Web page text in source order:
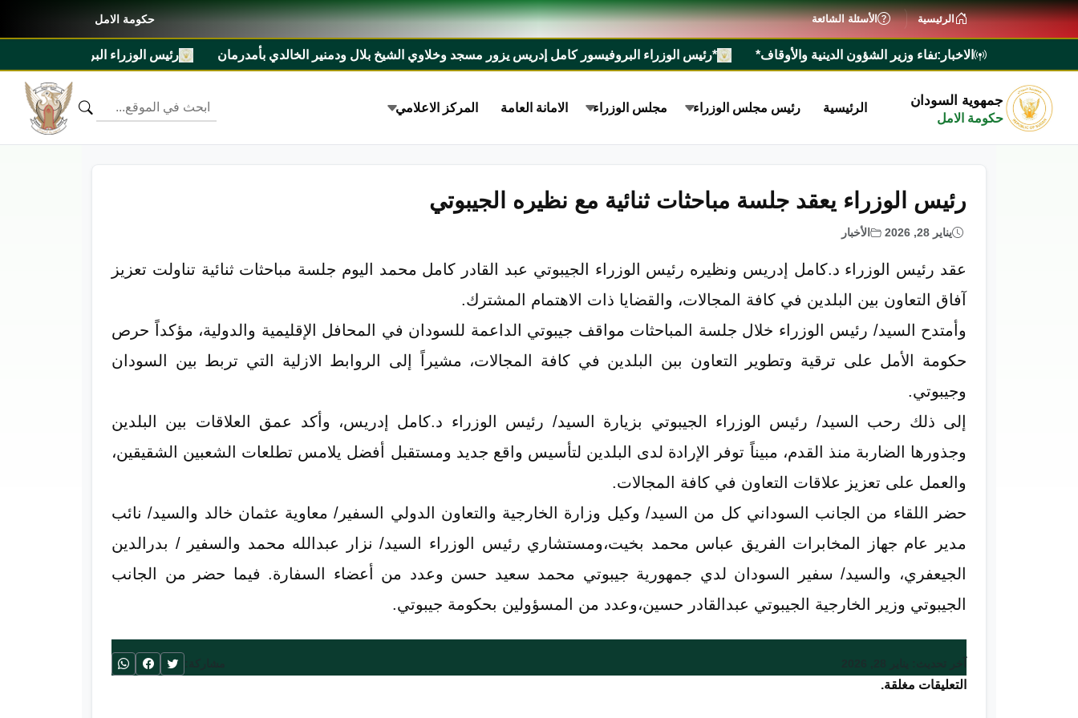
الرئيسية الأسئلة الشائعة حكومة الامل
الاخبار:
يصدر قراراً بإعفاء وزير الشؤون الدينية والأوقاف* *​رئيس الوزراء البروفيسور كامل إدريس يزور مسجد وخلاوي الشيخ بلال ودمنير الخالدي بأمدرمان رئيس الوزراء البروفيسور كامل ادريس
جمهوية السودان
حكومة الامل
الرئيسية رئيس مجلس الوزراء مجلس الوزراء الامانة العامة المركز الاعلامي
رئيس الوزراء يعقد جلسة مباحثات ثنائية مع نظيره الجيبوتي
يناير 28, 2026 الأخبار
عقد رئيس الوزراء د.كامل إدريس ونظيره رئيس الوزراء الجيبوتي عبد القادر كامل محمد اليوم جلسة مباحثات ثنائية تناولت تعزيز
آفاق التعاون بين البلدين في كافة المجالات، والقضايا ذات الاهتمام المشترك.
وأمتدح السيد/ رئيس الوزراء خلال جلسة المباحثات مواقف جيبوتي الداعمة للسودان في المحافل الإقليمية والدولية، مؤكداً حرص
حكومة الأمل على ترقية وتطوير التعاون ببن البلدين في كافة المجالات، مشيراً إلى الروابط الازلية التي تربط بين السودان
وجيبوتي.
إلى ذلك رحب السيد/ رئيس الوزراء الجيبوتي بزيارة السيد/ رئيس الوزراء د.كامل إدريس، وأكد عمق العلاقات بين البلدين
وجذورها الضاربة منذ القدم، مبيناً توفر الإرادة لدى البلدين لتأسيس واقع جديد ومستقبل أفضل يلامس تطلعات الشعبين الشقيقين،
والعمل على تعزيز علاقات التعاون في كافة المجالات.
حضر اللقاء من الجانب السوداني كل من السيد/ وكيل وزارة الخارجية والتعاون الدولي السفير/ معاوية عثمان خالد والسيد/ نائب
مدير عام جهاز المخابرات الفريق عباس محمد بخيت،ومستشاري رئيس الوزراء السيد/ نزار عبدالله محمد والسفير / بدرالدين
الجيعفري، والسيد/ سفير السودان لدي جمهورية جيبوتي محمد سعيد حسن وعدد من أعضاء السفارة. فيما حضر من الجانب
الجيبوتي وزير الخارجية الجيبوتي عبدالقادر حسين،وعدد من المسؤولين بحكومة جيبوتي.
التعليقات مغلقة.